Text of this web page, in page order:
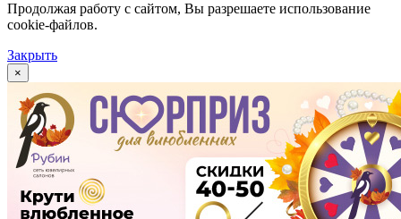
Продолжая работу с сайтом, Вы разрешаете использование
cookie-файлов.
Закрыть
×